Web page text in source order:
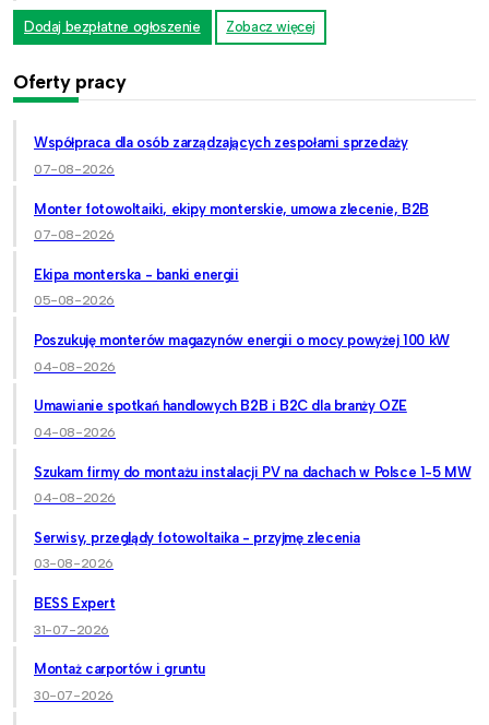
Dodaj bezpłatne ogłoszenie Zobacz więcej
Oferty pracy
Współpraca dla osób zarządzających zespołami sprzedaży
07-08-2026
Monter fotowoltaiki, ekipy monterskie, umowa zlecenie, B2B
07-08-2026
Ekipa monterska - banki energii
05-08-2026
Poszukuję monterów magazynów energii o mocy powyżej 100 kW
04-08-2026
Umawianie spotkań handlowych B2B i B2C dla branży OZE
04-08-2026
Szukam firmy do montażu instalacji PV na dachach w Polsce 1-5 MW
04-08-2026
Serwisy, przeglądy fotowoltaika - przyjmę zlecenia
03-08-2026
BESS Expert
31-07-2026
Montaż carportów i gruntu
30-07-2026